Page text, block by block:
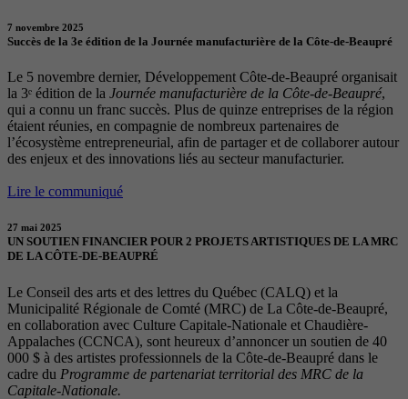
7 novembre 2025
Succès de la 3e édition de la Journée manufacturière de la Côte-de-Beaupré
Le 5 novembre dernier, Développement Côte-de-Beaupré organisait
la 3ᵉ édition de la Journée manufacturière de la Côte-de-Beaupré,
qui a connu un franc succès. Plus de quinze entreprises de la région
étaient réunies, en compagnie de nombreux partenaires de
l’écosystème entrepreneurial, afin de partager et de collaborer autour
des enjeux et des innovations liés au secteur manufacturier.
Lire le communiqué
27 mai 2025
UN SOUTIEN FINANCIER POUR 2 PROJETS ARTISTIQUES DE LA MRC
DE LA CÔTE-DE-BEAUPRÉ
Le Conseil des arts et des lettres du Québec (CALQ) et la
Municipalité Régionale de Comté (MRC) de La Côte-de-Beaupré,
en collaboration avec Culture Capitale-Nationale et Chaudière-
Appalaches (CCNCA), sont heureux d’annoncer un soutien de 40
000 $ à des artistes professionnels de la Côte-de-Beaupré dans le
cadre du Programme de partenariat territorial des MRC de la
Capitale-Nationale.